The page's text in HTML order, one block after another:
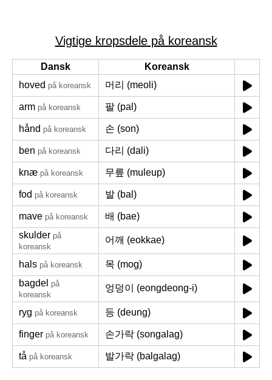
Vigtige kropsdele på koreansk
Dansk
Koreansk
hoved på koreansk 머리 (meoli)
arm på koreansk 팔 (pal)
hånd på koreansk 손 (son)
ben på koreansk 다리 (dali)
knæ på koreansk 무릎 (muleup)
fod på koreansk 발 (bal)
mave på koreansk
배 (bae)
skulder på
koreansk
어깨 (eokkae)
hals på koreansk
목 (mog)
bagdel på
koreansk
엉덩이 (eongdeong-i)
ryg på koreansk 등 (deung)
finger på koreansk 손가락 (songalag)
tå på koreansk 발가락 (balgalag)